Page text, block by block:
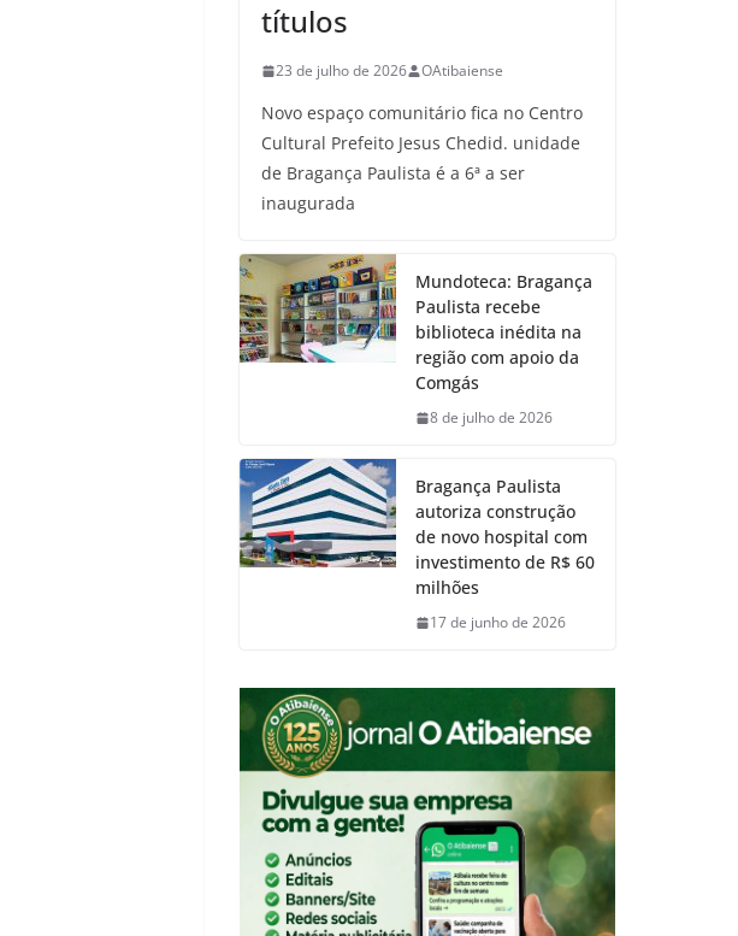
títulos
23 de julho de 2026 OAtibaiense
Novo espaço comunitário fica no Centro
Cultural Prefeito Jesus Chedid. unidade
de Bragança Paulista é a 6ª a ser
inaugurada
Mundoteca: Bragança
Paulista recebe
biblioteca inédita na
região com apoio da
Comgás
8 de julho de 2026
Bragança Paulista
autoriza construção
de novo hospital com
investimento de R$ 60
milhões
17 de junho de 2026